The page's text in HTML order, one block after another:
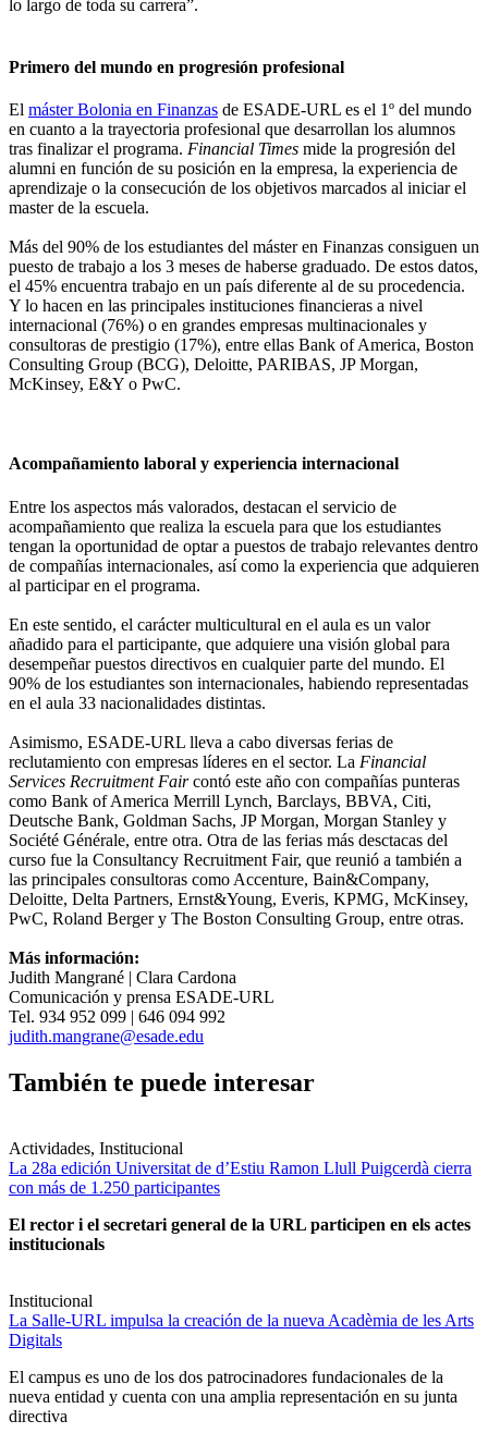
lo largo de toda su carrera”.
Primero del mundo en progresión profesional
El máster Bolonia en Finanzas de ESADE-URL es el 1º del mundo
en cuanto a la trayectoria profesional que desarrollan los alumnos
tras finalizar el programa. Financial Times mide la progresión del
alumni en función de su posición en la empresa, la experiencia de
aprendizaje o la consecución de los objetivos marcados al iniciar el
master de la escuela.
Más del 90% de los estudiantes del máster en Finanzas consiguen un
puesto de trabajo a los 3 meses de haberse graduado. De estos datos,
el 45% encuentra trabajo en un país diferente al de su procedencia.
Y lo hacen en las principales instituciones financieras a nivel
internacional (76%) o en grandes empresas multinacionales y
consultoras de prestigio (17%), entre ellas Bank of America, Boston
Consulting Group (BCG), Deloitte, PARIBAS, JP Morgan,
McKinsey, E&Y o PwC.
Acompañamiento laboral y experiencia internacional
Entre los aspectos más valorados, destacan el servicio de
acompañamiento que realiza la escuela para que los estudiantes
tengan la oportunidad de optar a puestos de trabajo relevantes dentro
de compañías internacionales, así como la experiencia que adquieren
al participar en el programa.
En este sentido, el carácter multicultural en el aula es un valor
añadido para el participante, que adquiere una visión global para
desempeñar puestos directivos en cualquier parte del mundo. El
90% de los estudiantes son internacionales, habiendo representadas
en el aula 33 nacionalidades distintas.
Asimismo, ESADE-URL lleva a cabo diversas ferias de
reclutamiento con empresas líderes en el sector. La Financial
Services Recruitment Faircontó este año con compañías punteras
como Bank of America Merrill Lynch, Barclays, BBVA, Citi,
Deutsche Bank, Goldman Sachs, JP Morgan, Morgan Stanley y
Société Générale, entre otra. Otra de las ferias más desctacas del
curso fue la Consultancy Recruitment Fair, que reunió a también a
las principales consultoras como Accenture, Bain&Company,
Deloitte, Delta Partners, Ernst&Young, Everis, KPMG, McKinsey,
PwC, Roland Berger y The Boston Consulting Group, entre otras.
Más información:
Judith Mangrané | Clara Cardona
Comunicación y prensa ESADE-URL
Tel. 934 952 099 | 646 094 992
judith.mangrane@esade.edu
También te puede interesar
Actividades, Institucional
La 28a edición Universitat de d’Estiu Ramon Llull Puigcerdà cierra
con más de 1.250 participantes
El rector i el secretari general de la URL participen en els actes
institucionals
Institucional
La Salle-URL impulsa la creación de la nueva Acadèmia de les Arts
Digitals
El campus es uno de los dos patrocinadores fundacionales de la
nueva entidad y cuenta con una amplia representación en su junta
directiva